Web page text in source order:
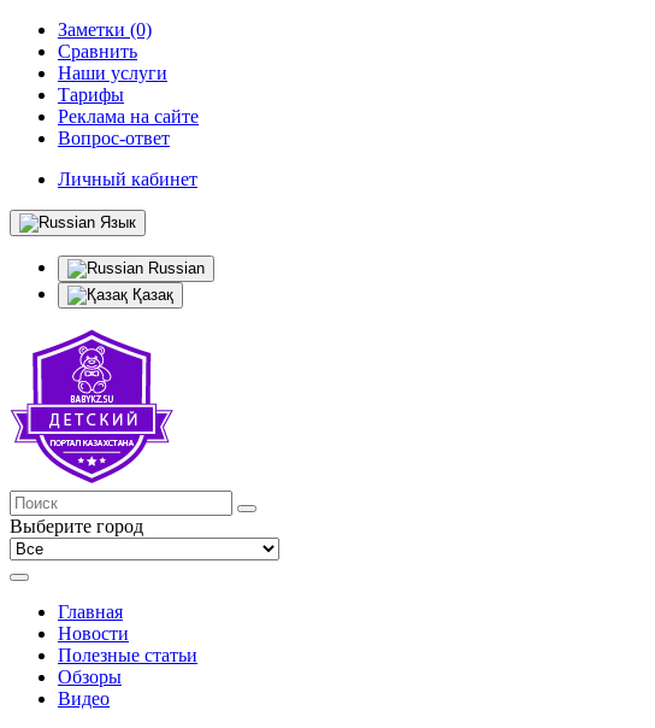
Заметки (0)
Сравнить
Наши услуги
Тарифы
Реклама на сайте
Вопрос-ответ
Личный кабинет
Язык
Russian
Қазақ
Выберите город
Главная
Новости
Полезные статьи
Обзоры
Видео